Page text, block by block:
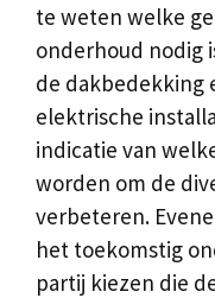
te weten welke
onderhoud nodig
de dakbedekking
elektrische
indicatie van
worden om de
verbeteren.
het toekomstig
partij kiezen die